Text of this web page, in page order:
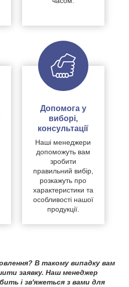
Допомога у
виборі,
консультації
Наші менеджери
допоможуть вам
зробити
правильний вибір,
розкажуть про
характеристики та
особливості нашої
продукції.
В такому випадку вам
заявку. Наш менеджер
і зв'яжеться з вами для